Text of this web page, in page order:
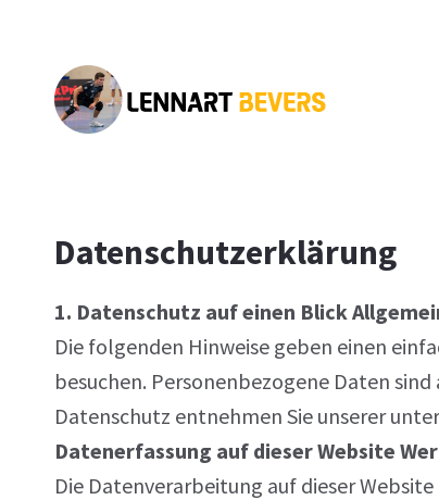
Datenschutzerklärung
1. Datenschutz auf einen Blick
Die folgenden Hinweise geben einen
besuchen. Personenbezogene Daten
Datenschutz entnehmen Sie unserer
Datenerfassung auf dieser Website
Die Datenverarbeitung auf dieser